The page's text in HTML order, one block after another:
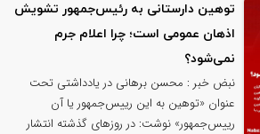
توهین دارستانی به رئیس‌جمهور تشویش
اذهان عمومی است؛ چرا اعلام جرم
نمی‌شود؟
نبض خبر : محسن برهانی در یادداشتی تحت
عنوان «توهین به این رییس‌جمهور یا آن
رییس‌جمهور» نوشت: در روزهای گذشته انتشار